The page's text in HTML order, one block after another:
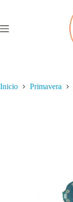
Inicio Primavera